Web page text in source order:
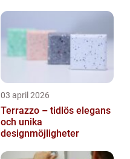
03 april 2026
Terrazzo – tidlös elegans
och unika
designmöjligheter